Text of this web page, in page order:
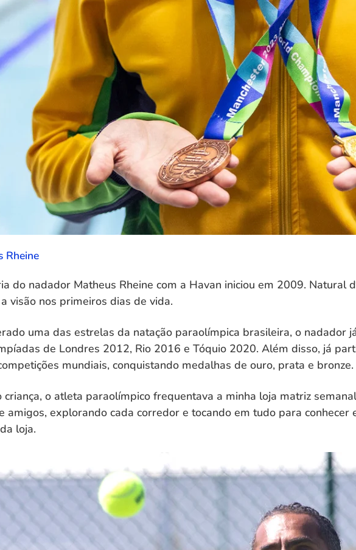
Rheine
do nadador Matheus Rheine com a Havan iniciou em 2009. Natural
visão nos primeiros dias de vida.
uma das estrelas da natação paraolímpica brasileira, o nadador
de Londres 2012, Rio 2016 e Tóquio 2020. Além disso, já
mundiais, conquistando medalhas de ouro, prata e bronze.
criança, o atleta paraolímpico frequentava a minha loja matriz
amigos, explorando cada corredor e tocando em tudo para conhecer
loja.